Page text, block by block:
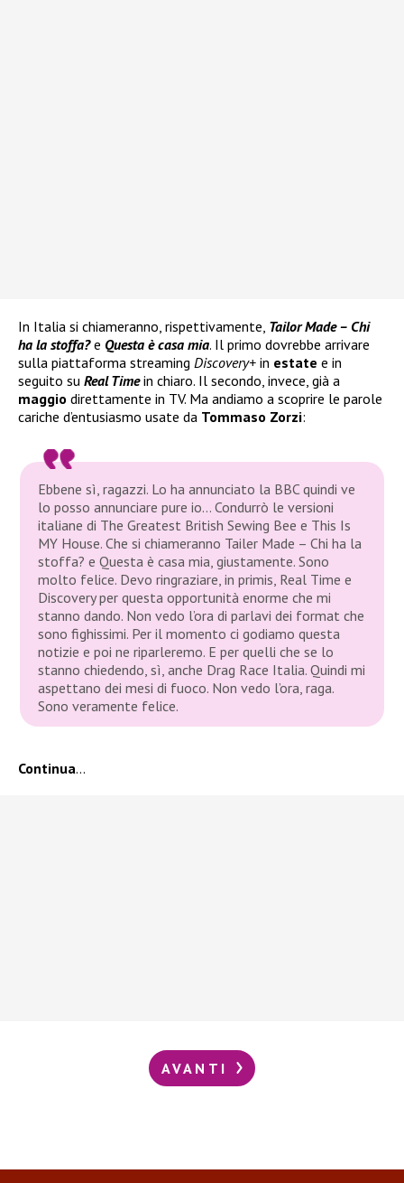
In Italia si chiameranno, rispettivamente, Tailor Made – Chi
ha la stoffa?e Questa è casa mia. Il primo dovrebbe arrivare
sulla piattaforma streaming Discovery+ in estate e in
seguito su Real Timein chiaro. Il secondo, invece, già a
maggio direttamente in TV. Ma andiamo a scoprire le parole
cariche d’entusiasmo usate da Tommaso Zorzi:
Ebbene sì, ragazzi. Lo ha annunciato la BBC quindi ve
lo posso annunciare pure io… Condurrò le versioni
italiane di The Greatest British Sewing Bee e This Is
MY House. Che si chiameranno Tailer Made – Chi ha la
stoffa? e Questa è casa mia, giustamente. Sono
molto felice. Devo ringraziare, in primis, Real Time e
Discovery per questa opportunità enorme che mi
stanno dando. Non vedo l’ora di parlavi dei format che
sono fighissimi. Per il momento ci godiamo questa
notizie e poi ne riparleremo. E per quelli che se lo
stanno chiedendo, sì, anche Drag Race Italia. Quindi mi
aspettano dei mesi di fuoco. Non vedo l’ora, raga.
Sono veramente felice.
Continua…
AVANTI